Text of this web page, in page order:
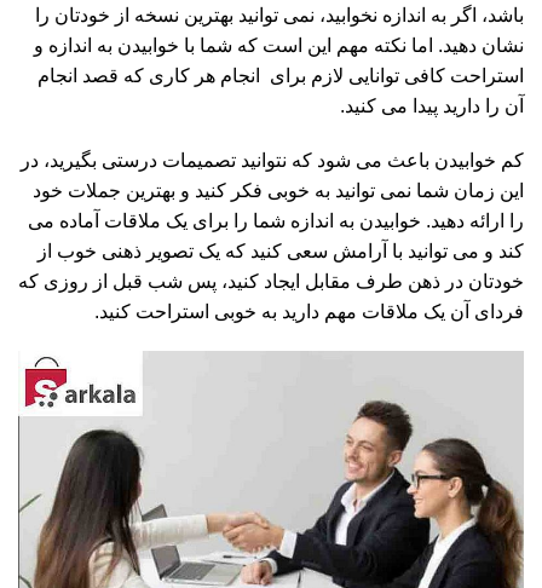
باشد، اگر به اندازه نخوابید، نمی توانید بهترین نسخه از خودتان را
نشان دهید. اما نکته مهم این است که شما با خوابیدن به اندازه و
استراحت کافی توانایی لازم برای انجام هر کاری که قصد انجام
آن را دارید پیدا می کنید.
کم خوابیدن باعث می شود که نتوانید تصمیمات درستی بگیرید، در
این زمان شما نمی توانید به خوبی فکر کنید و بهترین جملات خود
را ارائه دهید. خوابیدن به اندازه شما را برای یک ملاقات آماده می
کند و می توانید با آرامش سعی کنید که یک تصویر ذهنی خوب از
خودتان در ذهن طرف مقابل ایجاد کنید، پس شب قبل از روزی که
فردای آن یک ملاقات مهم دارید به خوبی استراحت کنید.